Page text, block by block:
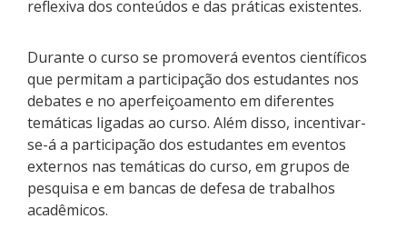
reflexiva dos conteúdos e das práticas existentes.
Durante o curso se promoverá eventos científicos
que permitam a participação dos estudantes nos
debates e no aperfeiçoamento em diferentes
temáticas ligadas ao curso. Além disso, incentivar-
se-á a participação dos estudantes em eventos
externos nas temáticas do curso, em grupos de
pesquisa e em bancas de defesa de trabalhos
acadêmicos.